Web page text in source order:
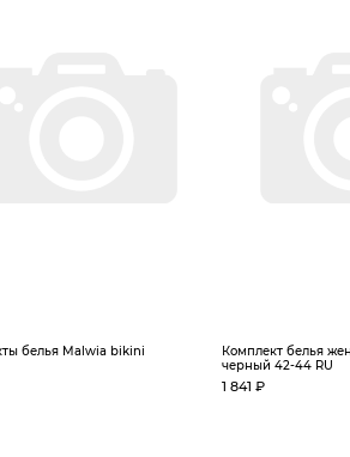
белья Malwia bikini
Комплект белья
черный 42-44 RU
1 841 ₽